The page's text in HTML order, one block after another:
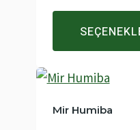
Mir Humiba